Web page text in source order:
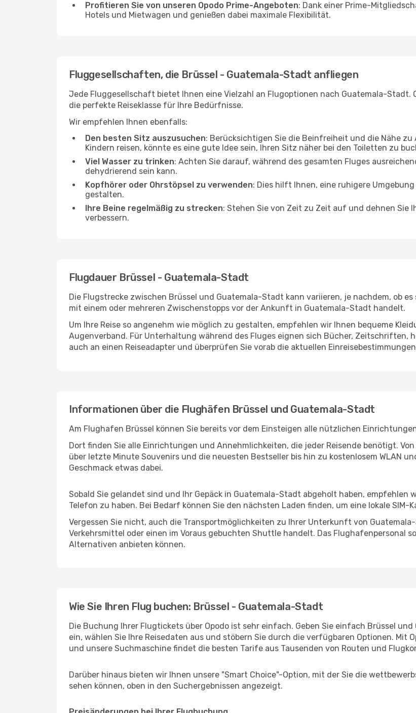
Profitieren Sie von unseren Opodo Prime-Angeboten: Dank einer Prime-
Hotels und Mietwagen und genießen dabei maximale Flexibilität.
Fluggesellschaften, die Brüssel - Guatemala-Stadt anfliegen
Jede Fluggesellschaft bietet Ihnen eine Vielzahl an Flugoptionen nach Guatemala-Stadt.
die perfekte Reiseklasse für Ihre Bedürfnisse.
Wir empfehlen Ihnen ebenfalls:
Den besten Sitz auszusuchen: Berücksichtigen Sie die Beinfreiheit und die Nähe
Kindern reisen, könnte es eine gute Idee sein, Ihren Sitz näher bei den Toiletten zu
Viel Wasser zu trinken: Achten Sie darauf, während des gesamten Fluges
dehydrierend sein kann.
Kopfhörer oder Ohrstöpsel zu verwenden: Dies hilft Ihnen, eine ruhigere
gestalten.
Ihre Beine regelmäßig zu strecken: Stehen Sie von Zeit zu Zeit auf und dehnen Sie
verbessern.
Flugdauer Brüssel - Guatemala-Stadt
Die Flugstrecke zwischen Brüssel und Guatemala-Stadt kann variieren, je nachdem, ob
mit einem oder mehreren Zwischenstopps vor der Ankunft in Guatemala-Stadt handelt.
Um Ihre Reise so angenehm wie möglich zu gestalten, empfehlen wir Ihnen bequeme
Augenverband. Für Unterhaltung während des Fluges eignen sich Bücher, Zeitschriften,
auch an einen Reiseadapter und überprüfen Sie vorab die aktuellen
Informationen über die Flughäfen Brüssel und Guatemala-Stadt
Am Flughafen Brüssel können Sie bereits vor dem Einsteigen alle nützlichen
Dort finden Sie alle Einrichtungen und Annehmlichkeiten, die jeder Reisende benötigt.
über letzte Minute Souvenirs und die neuesten Bestseller bis hin zu kostenlosem WLAN
Geschmack etwas dabei.
Sobald Sie gelandet sind und Ihr Gepäck in Guatemala-Stadt abgeholt haben,
Telefon zu haben. Bei Bedarf können Sie den nächsten Laden finden, um eine lokale
Vergessen Sie nicht, auch die Transportmöglichkeiten zu Ihrer Unterkunft von
Verkehrsmittel oder einen im Voraus gebuchten Shuttle handelt. Das Flughafenpersonal
Alternativen anbieten können.
Wie Sie Ihren Flug buchen: Brüssel - Guatemala-Stadt
Die Buchung Ihrer Flugtickets über Opodo ist sehr einfach. Geben Sie einfach Brüssel
ein, wählen Sie Ihre Reisedaten aus und stöbern Sie durch die verfügbaren Optionen. Mit
und unsere Suchmaschine findet die besten Tarife aus Tausenden von Routen und
Darüber hinaus bieten wir Ihnen unsere "Smart Choice"-Option, mit der Sie die
sehen können, oben in den Suchergebnissen angezeigt.